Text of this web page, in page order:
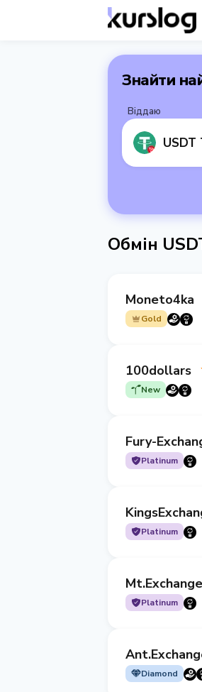
Знайти
Віддаю
USDT
Обмін
Moneto4ka
Gold
100dollars
New
Fury-
Platinum
Platinum
Mt.Exchange
Platinum
Diamond